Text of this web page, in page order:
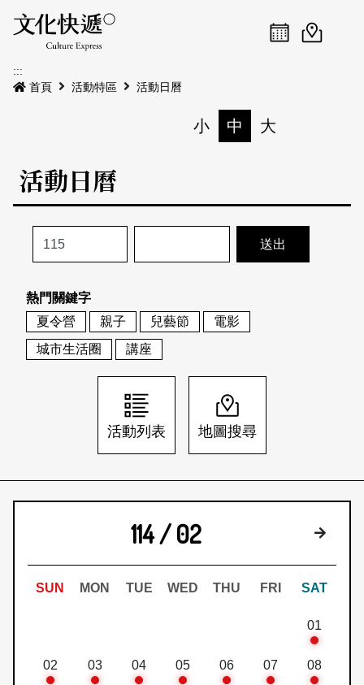
Menu
最新公告
本期專題
歷史專題
活動特區
活動列表
地圖搜尋
關於我們
關於我們
刊物索取地點
會員基本資料
刊登活動
網站導覽 English
日本語 登入/註冊
活動日曆活動地圖
:::
首頁
活動特區 活動日曆
小 中 大
活動日曆
熱門關鍵字
夏令營
親子 兒藝節
電影
城市生活圈
講座
活動列表 地圖搜尋
114 / 02 下個月
SUN MON TUE WED THU FRI SAT
01
02 03 04 05 06 07 08